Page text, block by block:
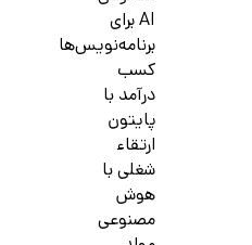
AI برای
برنامه‌نویس‌ها
کسب
درآمد با
پایتون
ارتقاء
شغلی با
هوش
مصنوعی